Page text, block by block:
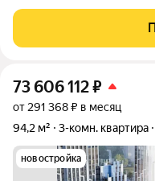
использованием самых
материалов. Квартира
73 606 112₽
от 291 368 ₽ в месяц
94,2 м²
3-комн. квартира
новостройка